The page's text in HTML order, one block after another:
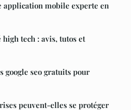
application mobile experte en
tech : avis, tutos et
google seo gratuits pour
peuvent-elles se protéger